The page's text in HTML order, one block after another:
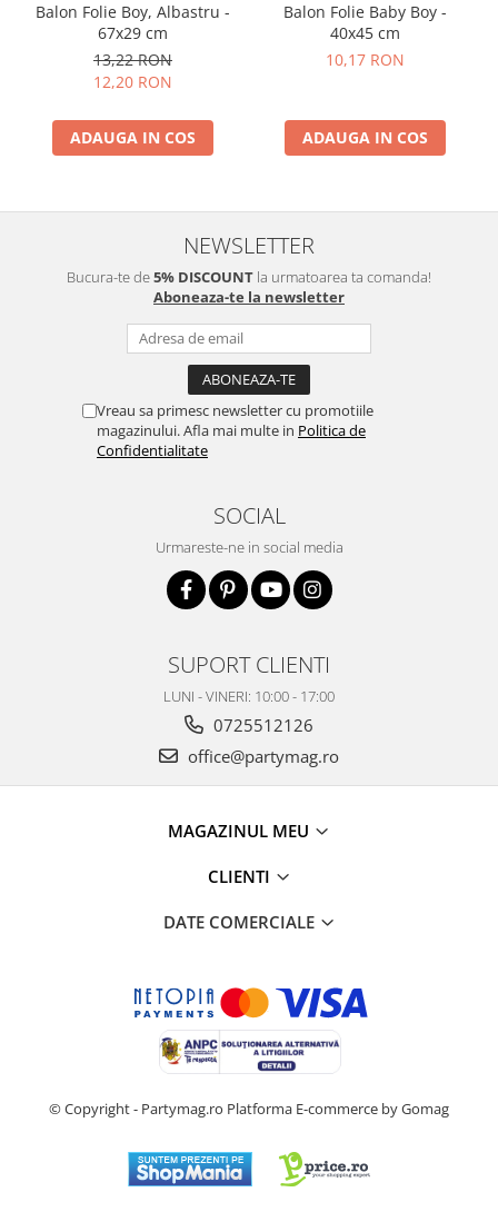
Balon Folie Boy, Albastru -
67x29 cm
13,22 RON
12,20 RON
ADAUGA IN COS
Balon Folie Baby Boy -
40x45 cm
10,17 RON
ADAUGA IN COS
NEWSLETTER
Bucura-te de5% DISCOUNT la urmatoarea ta comanda!
Aboneaza-te la newsletter
Vreau sa primesc newsletter cu promotiile
magazinului. Afla mai multe in Politica de
Confidentialitate
SOCIAL
Urmareste-ne in social media
SUPORT CLIENTI
LUNI - VINERI: 10:00 - 17:00
0725512126
office@partymag.ro
MAGAZINUL MEU
CLIENTI
DATE COMERCIALE
© Copyright - Partymag.ro Platforma E-commerce by Gomag